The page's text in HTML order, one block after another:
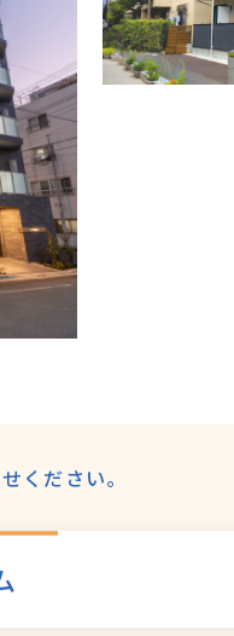
ください。